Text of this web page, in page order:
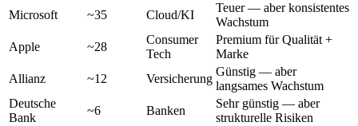
Microsoft
~35 Cloud/KI
Teuer — aber konsistentes
Wachstum
Apple
~28
Consumer
Tech
Premium für Qualität +
Marke
Allianz
~12 Versicherung
Günstig — aber
langsames Wachstum
Deutsche
Bank
~6 Banken
Sehr günstig — aber
strukturelle Risiken